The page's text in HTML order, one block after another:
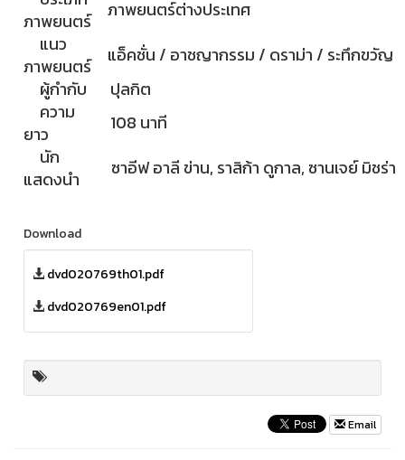
ภาพยนตร์
ภาพยนตร์ต่างประเทศ
แนว
ภาพยนตร์
แอ็คชั่น / อาชญากรรม / ดราม่า / ระทึกขวัญ
ผู้กำกับ
ปุลกิต
ความ
ยาว
108 นาที
นัก
แสดงนำ
ซาอีฟ อาลี ข่าน, ราสิก้า ดูกาล, ซานเจย์ มิชร่า
Download
dvd020769th01.pdf
dvd020769en01.pdf
Email